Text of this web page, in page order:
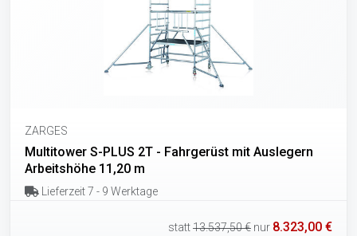
ZARGES
Multitower S-PLUS 2T - Fahrgerüst mit Auslegern
Arbeitshöhe 11,20 m
Lieferzeit 7 - 9 Werktage
statt13.537,50 € nur 8.323,00 €